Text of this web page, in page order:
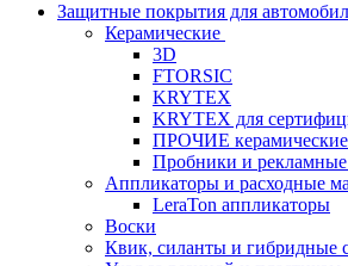
Защитные покрытия для
Керамические
3D
FTORSIC
KRYTEX
KRYTEX для
ПРОЧИЕ
Пробники и
Аппликаторы и расходные
LeraTon аппликаторы
Воски
Квик, силанты и гибридные